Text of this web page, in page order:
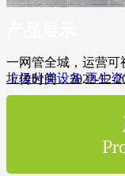
垃圾分类设备 再生
一网管全城，运营可
上传时间：2022-12-